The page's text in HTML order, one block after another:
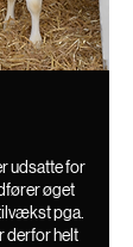
udsatte for
øget
pga.
derfor helt